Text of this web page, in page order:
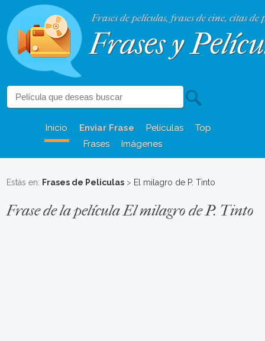
Frases de películas, frases de cine, citas de
Frases y
Inicio Enviar Frase Películas
Top
Frases
Imágenes
Estás en: Frases de Peliculas > El milagro de P. Tinto
Frase de la película El milagro de P. Tinto